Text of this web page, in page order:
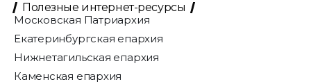
Полезные интернет-ресурсы
Московская Патриархия
Екатеринбургская епархия
Нижнетагильская епархия
Каменская епархия